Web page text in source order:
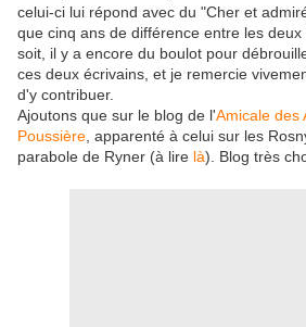
celui-ci lui répond avec du "Cher et
que cinq ans de différence entre les
soit, il y a encore du boulot pour
ces deux écrivains, et je remercie
d'y contribuer.
Ajoutons que sur le blog de l'Amicale des
Poussière , apparenté à celui sur les
parabole de Ryner (à lire là). Blog très